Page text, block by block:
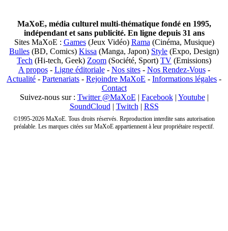
MaXoE, média culturel multi-thématique fondé en 1995,
indépendant et sans publicité. En ligne depuis 31 ans
Sites MaXoE : Games(Jeux Vidéo) Rama (Cinéma, Musique)
Bulles (BD, Comics) Kissa (Manga, Japon) Style (Expo, Design)
Tech (Hi-tech, Geek) Zoom (Société, Sport) TV (Emissions)
A propos- Ligne éditoriale- Nos sites- Nos Rendez-Vous-
Actualité - Partenariats - Rejoindre MaXoE - Informations légales -
Contact
Suivez-nous sur : Twitter @MaXoE | Facebook| Youtube|
SoundCloud | Twitch | RSS
©1995-2026 MaXoE. Tous droits réservés. Reproduction interdite sans autorisation
préalable. Les marques citées sur MaXoE appartiennent à leur propriétaire respectif.